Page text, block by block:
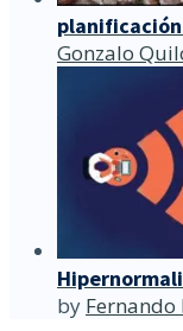
Gonzalo
by Fernando